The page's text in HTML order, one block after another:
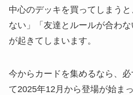
中心のデッキを買ってしまう
ない」「友達とルールが合わ
が起きてしまいます。
今からカードを集めるなら、
て2025年12月から登場が始ま